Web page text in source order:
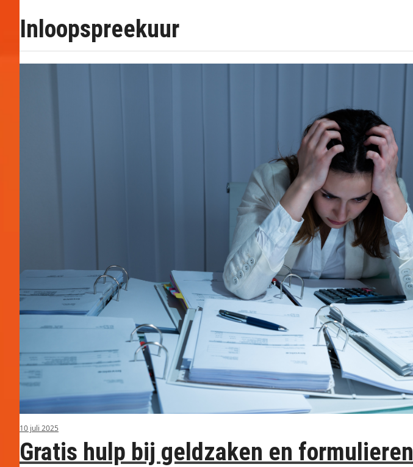
Inloopspreekuur
10 juli 2025
Gratis hulp bij geldzaken en formulieren